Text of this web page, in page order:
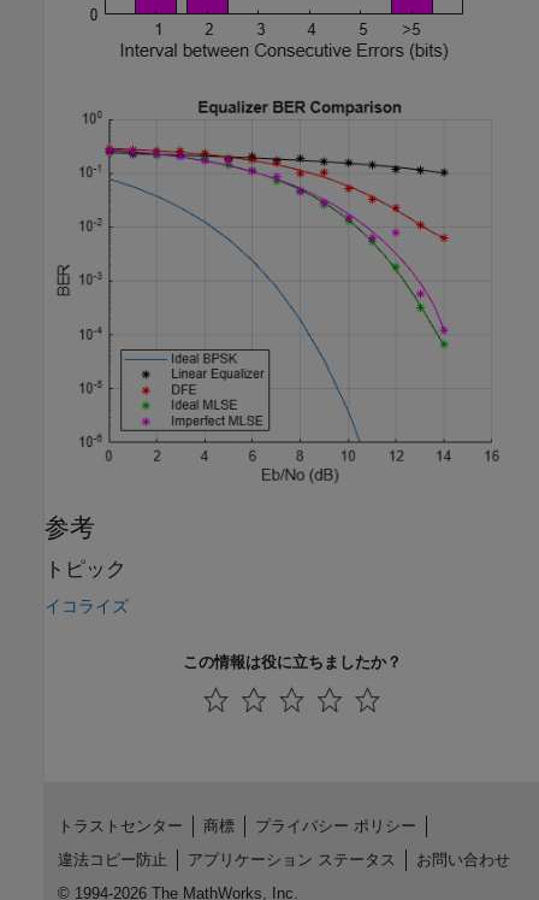
参考
トピック
イコライズ
この情報は役に立ちましたか？
トラストセンター 商標
プライバシー ポリシー
違法コピー防止
アプリケーション ステータス
お問い合わせ
© 1994-2026 The MathWorks, Inc.